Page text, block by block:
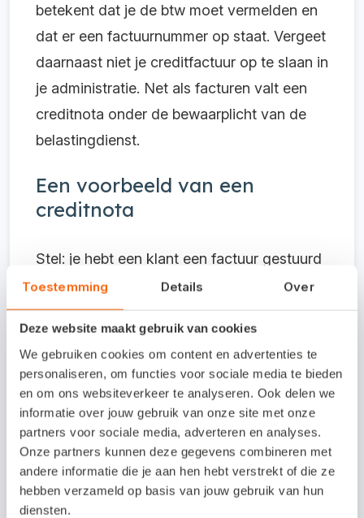
Toestemming Details Over
Deze website maakt gebruik van cookies
We gebruiken cookies om content en advertenties te
personaliseren, om functies voor sociale media te bieden
en om ons websiteverkeer te analyseren. Ook delen we
informatie over jouw gebruik van onze site met onze
partners voor sociale media, adverteren en analyses.
Onze partners kunnen deze gegevens combineren met
andere informatie die je aan hen hebt verstrekt of die ze
hebben verzameld op basis van jouw gebruik van hun
diensten.
betekent dat je de btw moet vermelden en
dat er een factuurnummer op staat. Vergeet
daarnaast niet je creditfactuur op te slaan in
je administratie. Net als facturen valt een
creditnota onder de bewaarplicht van de
belastingdienst.
Een voorbeeld van een
creditnota
Stel: je hebt een klant een factuur gestuurd
voor 4 uur werk, á € 50,- per uur. Op de
factuur staat een bedrag van 4x €50 = €
200, plus 21% btw = € 200 x 1,21 = € 242,-.
Je hebt de factuur verstuurd voordat je de
dienst hebt geleverd. Na het uitvoeren van
de werkzaamheden blijkt dat je maar 3 uur
bezig bent geweest. Je wilt een creditnota
sturen voor 1 uur. Dat doe je zo: